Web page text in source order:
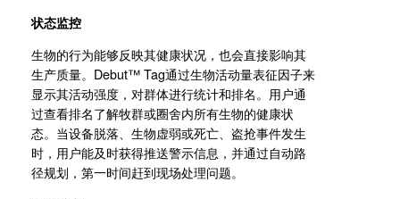
状态监控
生物的行为能够反映其健康状况，也会直接影响其
生产质量。Debut™ Tag通过生物活动量表征因子来
显示其活动强度，对群体进行统计和排名。用户通
过查看排名了解牧群或圈舍内所有生物的健康状
态。当设备脱落、生物虚弱或死亡、盗抢事件发生
时，用户能及时获得推送警示信息，并通过自动路
径规划，第一时间赶到现场处理问题。